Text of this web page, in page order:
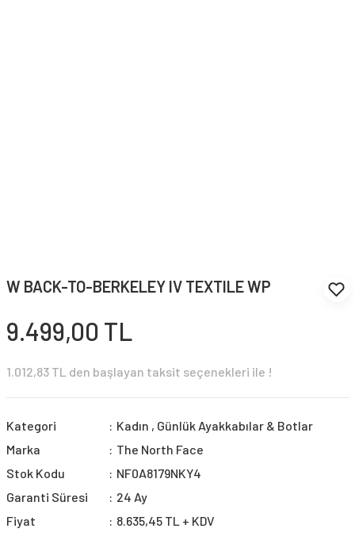
W BACK-TO-BERKELEY IV TEXTILE WP
9.499,00 TL
1.012,83 TL den başlayan taksit seçenekleri ile !
Kategori Kadın , Günlük Ayakkabılar & Botlar
Marka
The North Face
Stok Kodu
NF0A8179NKY4
Garanti Süresi
24 Ay
Fiyat
8.635,45 TL + KDV